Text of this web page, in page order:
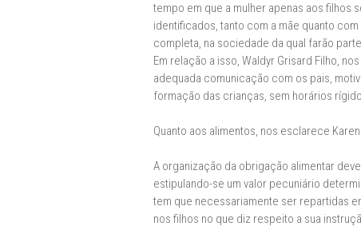
tempo em que a mulher apenas aos filhos
identificados, tanto com a mãe quanto
completa, na sociedade da qual farão
Em relação a isso, Waldyr Grisard Filho,
adequada comunicação com os pais,
formação das crianças, sem horários
Quanto aos alimentos, nos esclarece
A organização da obrigação alimentar
estipulando-se um valor pecuniário
tem que necessariamente ser repartidas
nos filhos no que diz respeito a sua